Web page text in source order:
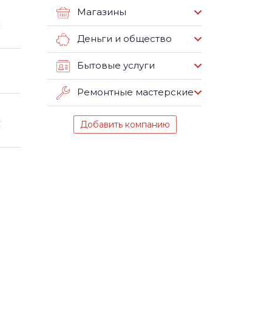
Магазины
Деньги и общество
Бытовые услуги
Ремонтные мастерские
Добавить компанию